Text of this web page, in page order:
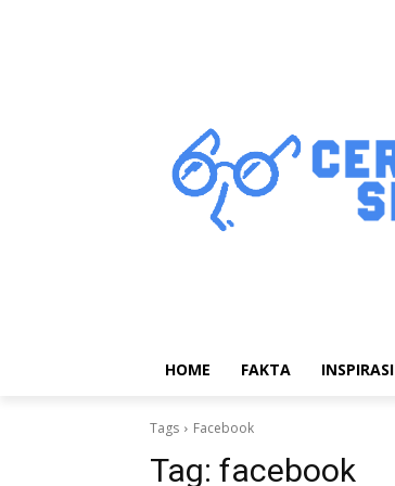
HOME FAKTA INSPIRASI
Tags Facebook
Tag: facebook